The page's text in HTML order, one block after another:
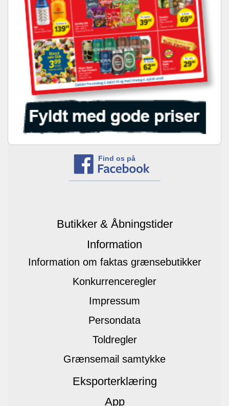
Find os på
Butikker & Åbningstider
Information
Information om faktas grænsebutikker
Konkurrenceregler
Impressum
Persondata
Toldregler
Grænsemail samtykke
Eksporterklæring
App